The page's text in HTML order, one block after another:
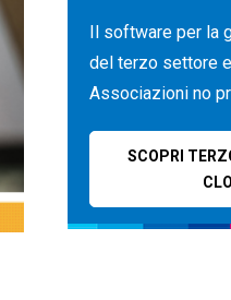
Il software per la
del terzo settore
Associazioni no
SCOPRI